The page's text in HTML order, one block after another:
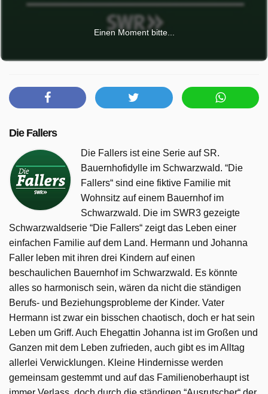
Einen Moment bitte...
Die Fallers
Die Fallers ist eine Serie auf SR.
Bauernhofidylle im Schwarzwald. “Die
Fallers“ sind eine fiktive Familie mit
Wohnsitz auf einem Bauernhof im
Schwarzwald. Die im SWR3 gezeigte
Schwarzwaldserie “Die Fallers“ zeigt das Leben einer
einfachen Familie auf dem Land. Hermann und Johanna
Faller leben mit ihren drei Kindern auf einen
beschaulichen Bauernhof im Schwarzwald. Es könnte
alles so harmonisch sein, wären da nicht die ständigen
Berufs- und Beziehungsprobleme der Kinder. Vater
Hermann ist zwar ein bisschen chaotisch, doch er hat sein
Leben um Griff. Auch Ehegattin Johanna ist im Großen und
Ganzen mit dem Leben zufrieden, auch gibt es im Alltag
allerlei Verwicklungen. Kleine Hindernisse werden
gemeinsam gestemmt und auf das Familienoberhaupt ist